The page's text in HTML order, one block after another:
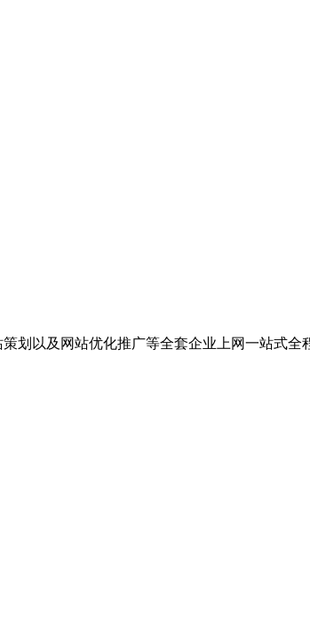
划以及网站优化推广等全套企业上网一站式全